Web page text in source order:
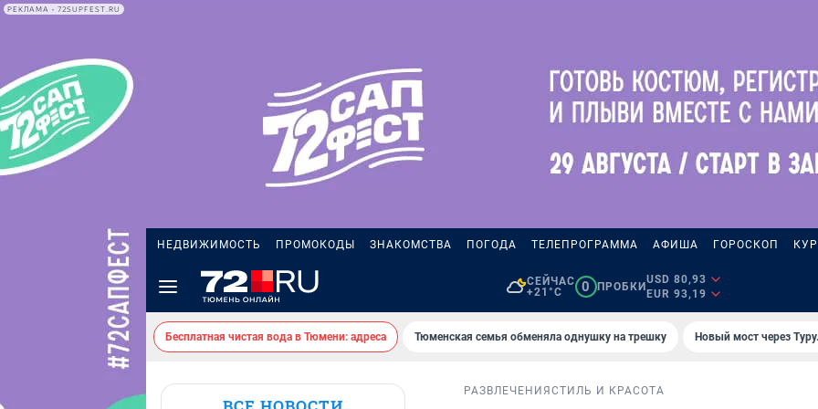
РЕКЛАМА • 72SUPFEST.RU
НЕДВИЖИМОСТЬ ПРОМОКОДЫ ЗНАКОМСТВА ПОГОДА ТЕЛЕПРОГРАММА АФИША ГОРОСКОП
СЕЙЧАС
+21°C
0 ПРОБКИ
USD 80,93
EUR 93,19
Бесплатная чистая вода в Тюмени: адреса Тюменская семья обменяла однушку на трешку Новый мост через
РАЗВЛЕЧЕНИЯ СТИЛЬ И КРАСОТА